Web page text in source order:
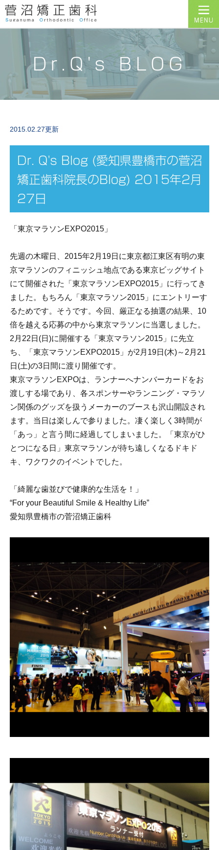
Dr.Q's BLOG
2015.02.27更新
Dr. Q's Blog (愛知県豊橋市の菅沼
矯正歯科院長のBlog) 2015年2月
27日
「東京マラソンEXPO2015」
先週の木曜日、2015年2月19日に東京都江東区有明の東
京マラソンのフィニッシュ地点である東京ビッグサイト
にて開催された「東京マラソンEXPO2015」に行ってき
ました。もちろん「東京マラソン2015」にエントリーす
るためです。そうです。今回、厳正なる抽選の結果、10
倍を越える応募の中から東京マラソンに当選しました。
2月22日(日)に開催する「東京マラソン2015」に先立
ち、「東京マラソンEXPO2015」が2月19日(木)～2月21
日(土)の3日間に渡り開催です。
東京マラソンEXPOは、ランナーへナンバーカードをお
渡しする場であり、各スポンサーやランニング・マラソ
ン関係のグッズを扱うメーカーのブースも沢山開設され
ます。当日は楽しんで参りました。凄く楽しく3時間が
「あっ」と言う間に経過してしまいました。「東京がひ
とつになる日」東京マラソンが待ち遠しくなるドキド
キ、ワクワクのイベントでした。
「綺麗な歯並びで健康的な生活を！」
“For your Beautiful Smile & Healthy Life”
愛知県豊橋市の菅沼矯正歯科